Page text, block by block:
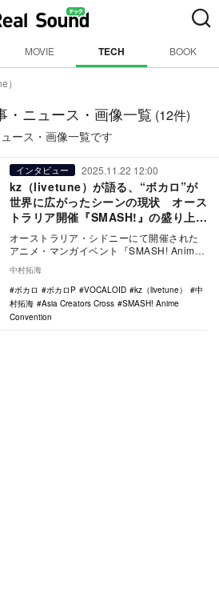
MOVIE TECH BOOK
）
・ニュース・画像一覧 (12件)
ース・画像一覧です
インタビュー 2025.11.22 12:00
kz（livetune）が語る、“ボカロ”が
世界に広がったシーンの現状 オース
トラリア開催『SMASH!』の盛り上が
りと共に振り返る
オーストラリア・シドニーにて開催された
アニメ・マンガイベント『SMASH! Anime
Convention』に、国際的なクリエ…
中村拓海
ボカロ
ボカロP VOCALOID kz（livetune）
中
村拓海
Asia Creators Cross
SMASH! Anime
Convention